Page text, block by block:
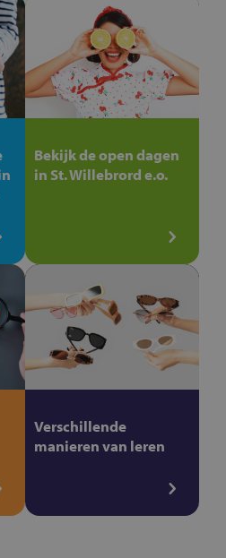
Bekijk de open dagen
in St. Willebrord e.o.
Verschillende
manieren van leren